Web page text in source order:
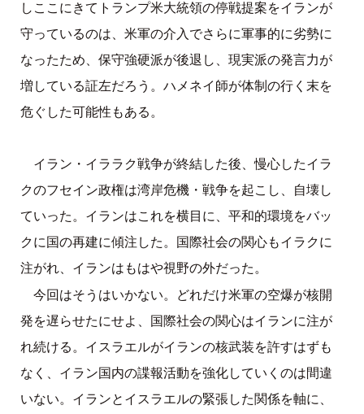
しここにきてトランプ米大統領の停戦提案をイランが
守っているのは、米軍の介入でさらに軍事的に劣勢に
なったため、保守強硬派が後退し、現実派の発言力が
増している証左だろう。ハメネイ師が体制の行く末を
危ぐした可能性もある。
イラン・イララク戦争が終結した後、慢心したイラ
クのフセイン政権は湾岸危機・戦争を起こし、自壊し
ていった。イランはこれを横目に、平和的環境をバッ
クに国の再建に傾注した。国際社会の関心もイラクに
注がれ、イランはもはや視野の外だった。
今回はそうはいかない。どれだけ米軍の空爆が核開
発を遅らせたにせよ、国際社会の関心はイランに注が
れ続ける。イスラエルがイランの核武装を許すはずも
なく、イラン国内の諜報活動を強化していくのは間違
いない。イランとイスラエルの緊張した関係を軸に、